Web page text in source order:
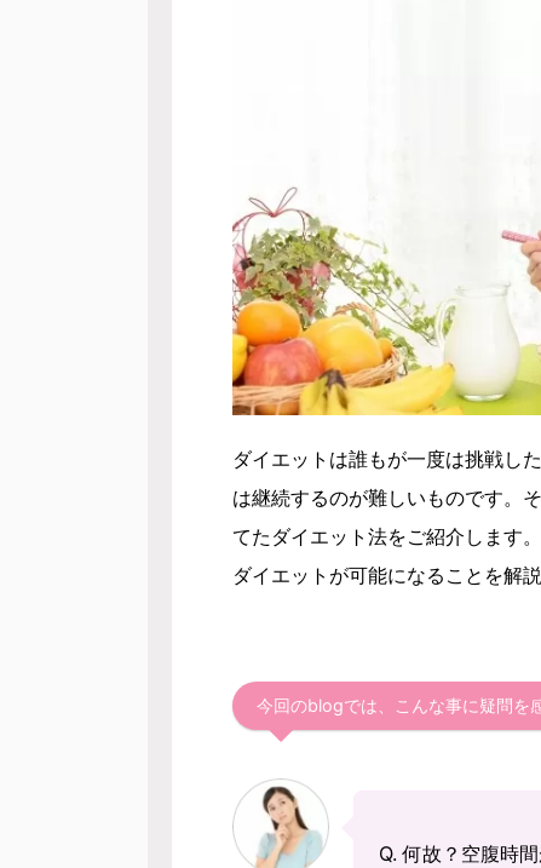
ダイエットは誰もが一度は挑戦し
は継続するのが難しいものです。そ
てたダイエット法をご紹介します
ダイエットが可能になることを解説
今回のblogでは、こんな事に疑問を
Q. 何故？空腹時